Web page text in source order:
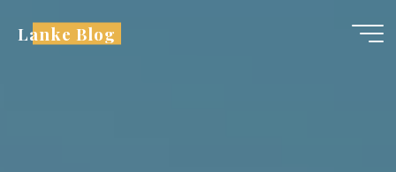
Lanke Blog